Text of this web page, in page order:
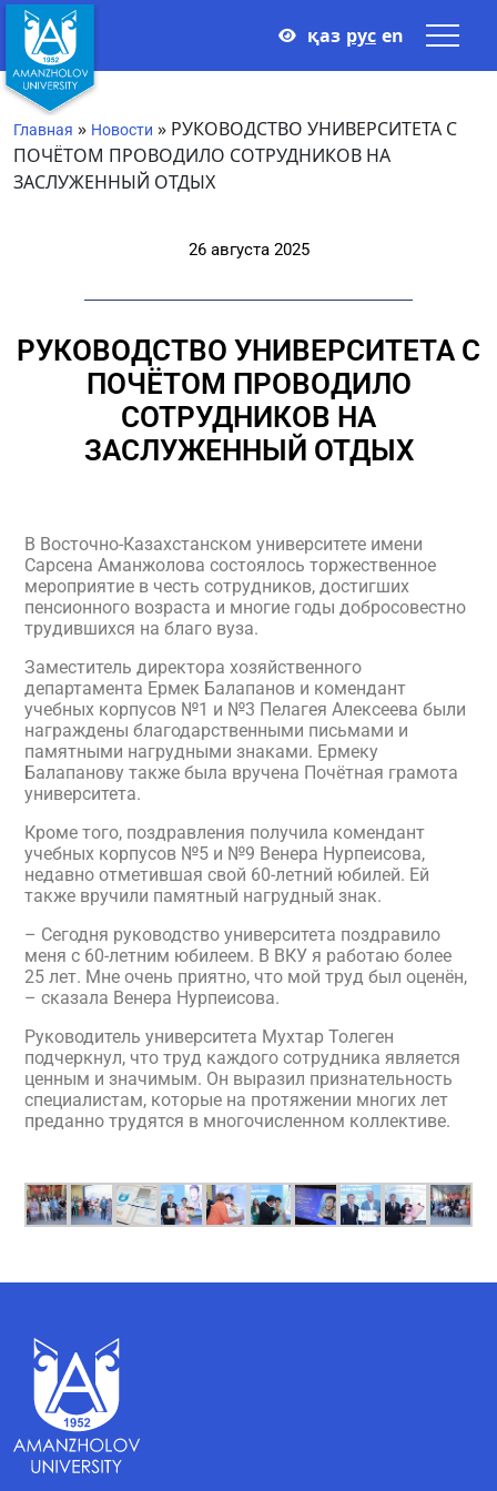
қаз рус en
Главная » Новости » РУКОВОДСТВО УНИВЕРСИТЕТА С
ПОЧЁТОМ ПРОВОДИЛО СОТРУДНИКОВ НА
ЗАСЛУЖЕННЫЙ ОТДЫХ
26 августа 2025
РУКОВОДСТВО УНИВЕРСИТЕТА С
ПОЧЁТОМ ПРОВОДИЛО
СОТРУДНИКОВ НА
ЗАСЛУЖЕННЫЙ ОТДЫХ
В Восточно-Казахстанском университете имени
Сарсена Аманжолова состоялось торжественное
мероприятие в честь сотрудников, достигших
пенсионного возраста и многие годы добросовестно
трудившихся на благо вуза.
Заместитель директора хозяйственного
департамента Ермек Балапанов и комендант
учебных корпусов №1 и №3 Пелагея Алексеева были
награждены благодарственными письмами и
памятными нагрудными знаками. Ермеку
Балапанову также была вручена Почётная грамота
университета.
Кроме того, поздравления получила комендант
учебных корпусов №5 и №9 Венера Нурпеисова,
недавно отметившая свой 60-летний юбилей. Ей
также вручили памятный нагрудный знак.
– Сегодня руководство университета поздравило
меня с 60-летним юбилеем. В ВКУ я работаю более
25 лет. Мне очень приятно, что мой труд был оценён,
– сказала Венера Нурпеисова.
Руководитель университета Мухтар Толеген
подчеркнул, что труд каждого сотрудника является
ценным и значимым. Он выразил признательность
специалистам, которые на протяжении многих лет
преданно трудятся в многочисленном коллективе.